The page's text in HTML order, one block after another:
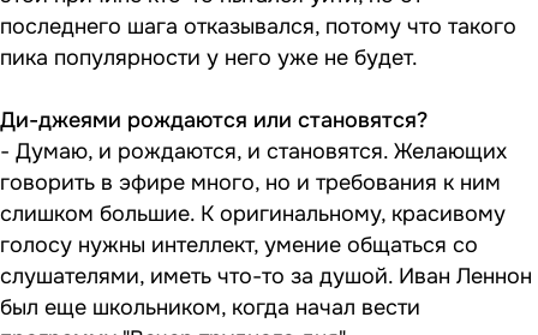
последнего шага отказывался, потому что такого
пика популярности у него уже не будет.
Ди-джеями рождаются или становятся?
- Думаю, и рождаются, и становятся. Желающих
говорить в эфире много, но и требования к ним
слишком большие. К оригинальному, красивому
голосу нужны интеллект, умение общаться со
слушателями, иметь что-то за душой. Иван Леннон
был еще школьником, когда начал вести